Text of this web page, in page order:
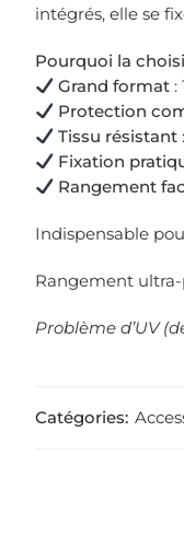
intégrés, elle se
Pourquoi la
Grand format:
Protection
Tissu résistant
Fixation
Rangement
Indispensable
Rangement
Problème d’UV
Catégories: